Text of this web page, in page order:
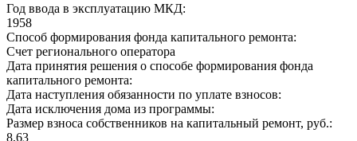
Год ввода в эксплуатацию МКД:
1958
Способ формирования фонда капитального ремонта:
Счет регионального оператора
Дата принятия решения о способе формирования фонда
капитального ремонта:
Дата наступления обязанности по уплате взносов:
Дата исключения дома из программы:
Размер взноса собственников на капитальный ремонт, руб.:
8,63